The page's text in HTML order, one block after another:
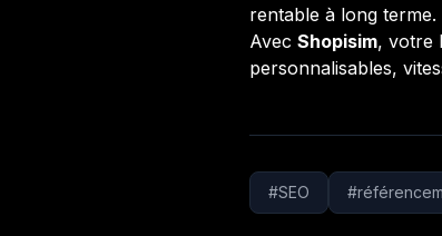
rentable à long terme.
Avec Shopisim, votre
personnalisables,
#SEO #